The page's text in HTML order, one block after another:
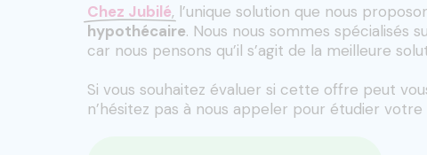
Chez Jubilé, l’unique solution que nous
hypothécaire. Nous nous sommes spécialisés
car nous pensons qu’il s’agit de la meilleure
Si vous souhaitez évaluer si cette offre peut
n’hésitez pas à nous appeler pour étudier votre